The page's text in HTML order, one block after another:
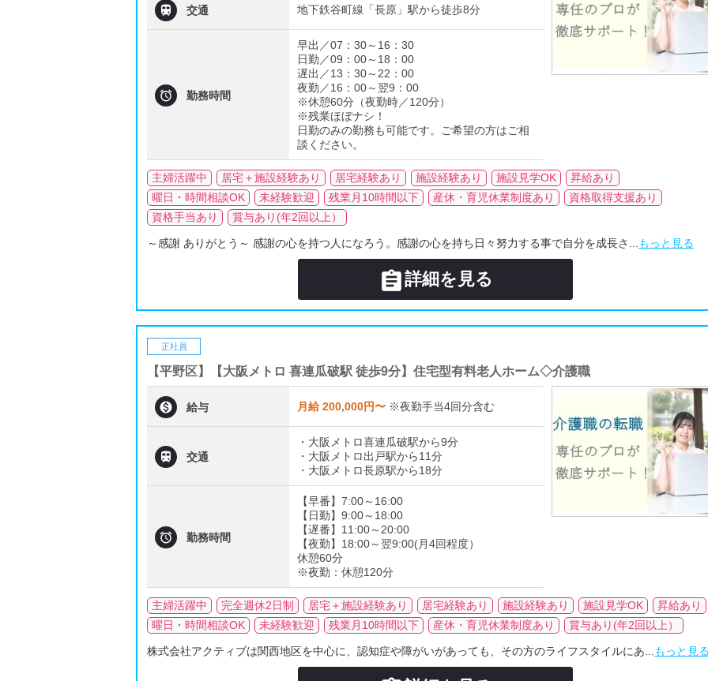
 交通 地下鉄谷町線「長原」駅から徒歩8分
 勤務時間
早出／07：30～16：30
日勤／09：00～18：00
遅出／13：30～22：00
夜勤／16：00～翌9：00
※休憩60分（夜勤時／120分）
※残業ほぼナシ！
日勤のみの勤務も可能です。ご希望の方はご相
談ください。
主婦活躍中 居宅＋施設経験あり 居宅経験あり 施設経験あり 施設見学OK
昇給あり
曜日・時間相談OK
未経験歓迎 残業月10時間以下 産休・育児休業制度あり
資格取得支援あり
資格手当あり
賞与あり(年2回以上）
～感謝 ありがとう～ 感謝の心を持つ人になろう。感謝の心を持ち日々努力する事で自分を成長さ... もっと見る
詳細を見る
正社員
【平野区】【大阪メトロ 喜連瓜破駅 徒歩9分】住宅型有料老人ホーム◇介護職
 給与 月給 200,000円〜 ※夜勤手当4回分含む
 交通
・大阪メトロ喜連瓜破駅から9分
・大阪メトロ出戸駅から11分
・大阪メトロ長原駅から18分
 勤務時間
【早番】7:00～16:00
【日勤】9:00～18:00
【遅番】11:00～20:00
【夜勤】18:00～翌9:00(月4回程度）
休憩60分
※夜勤：休憩120分
主婦活躍中 完全週休2日制 居宅＋施設経験あり 居宅経験あり 施設経験あり 施設見学OK
昇給あり
曜日・時間相談OK
未経験歓迎 残業月10時間以下 産休・育児休業制度あり 賞与あり(年2回以上）
株式会社アクティブは関西地区を中心に、認知症や障がいがあっても、その方のライフスタイルにあ... もっと見